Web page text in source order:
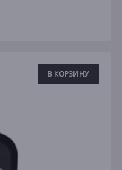
В КОРЗИНУ